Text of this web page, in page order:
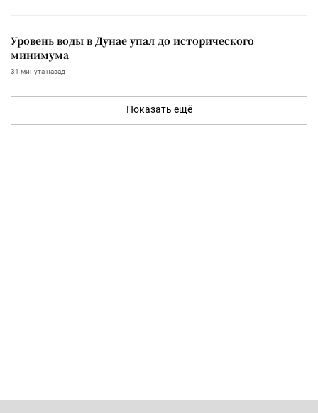
Уровень воды в Дунае упал до исторического
минимума
31 минута назад
Показать ещё